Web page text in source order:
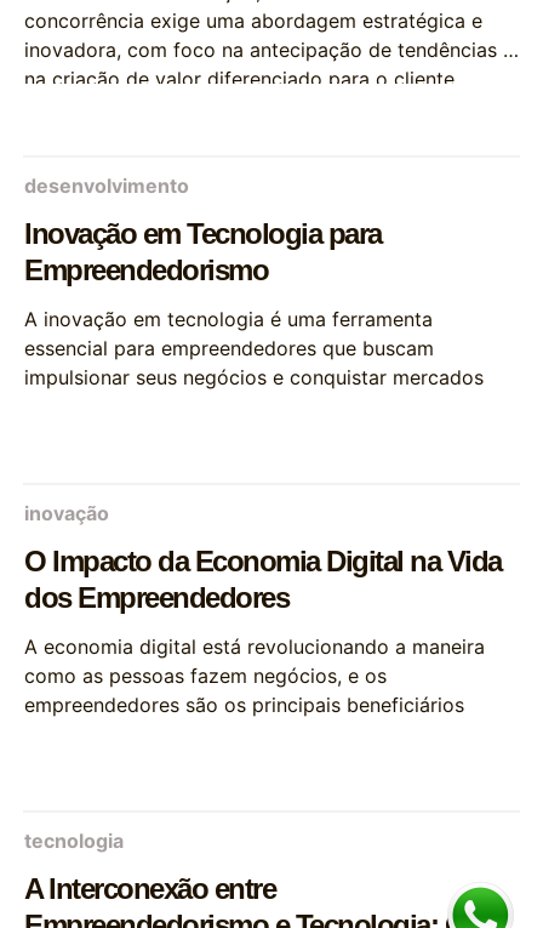
concorrência exige uma abordagem estratégica e
inovadora, com foco na antecipação de tendências e
na criação de valor diferenciado para o cliente.
desenvolvimento
Inovação em Tecnologia para
Empreendedorismo
A inovação em tecnologia é uma ferramenta
essencial para empreendedores que buscam
impulsionar seus negócios e conquistar mercados
inovação
O Impacto da Economia Digital na Vida
dos Empreendedores
A economia digital está revolucionando a maneira
como as pessoas fazem negócios, e os
empreendedores são os principais beneficiários
tecnologia
A Interconexão entre